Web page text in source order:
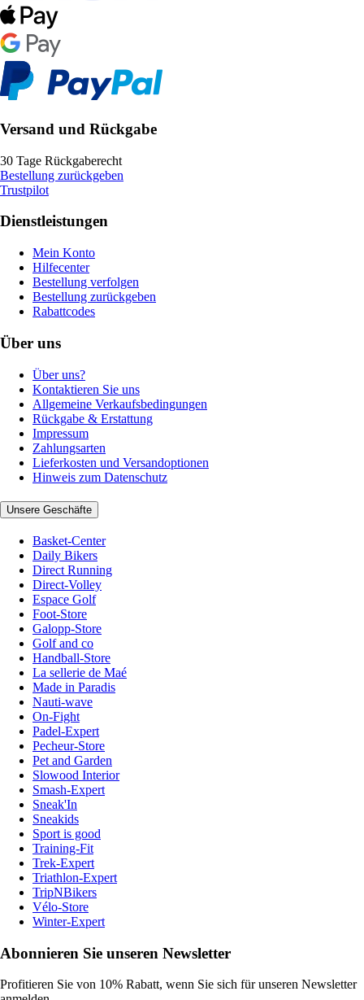
Versand und Rückgabe
30 Tage Rückgaberecht
Bestellung zurückgeben
Trustpilot
Dienstleistungen
Mein Konto
Hilfecenter
Bestellung verfolgen
Bestellung zurückgeben
Rabattcodes
Über uns
Über uns?
Kontaktieren Sie uns
Allgemeine Verkaufsbedingungen
Rückgabe & Erstattung
Impressum
Zahlungsarten
Lieferkosten und Versandoptionen
Hinweis zum Datenschutz
Unsere Geschäfte
Basket-Center
Daily Bikers
Direct Running
Direct-Volley
Espace Golf
Foot-Store
Galopp-Store
Golf and co
Handball-Store
La sellerie de Maé
Made in Paradis
Nauti-wave
On-Fight
Padel-Expert
Pecheur-Store
Pet and Garden
Slowood Interior
Smash-Expert
Sneak'In
Sneakids
Sport is good
Training-Fit
Trek-Expert
Triathlon-Expert
TripNBikers
Vélo-Store
Winter-Expert
Abonnieren Sie unseren Newsletter
Profitieren Sie von 10% Rabatt, wenn Sie sich für unseren Newsletter